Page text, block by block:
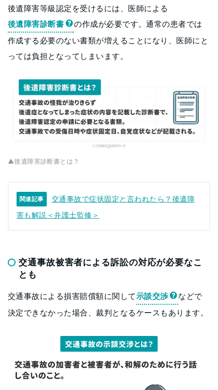
後遺障害等級認定を受けるには、医師による
後遺障害診断書
の作成が必要です。通常の患者では
作成する必要のない書類が増えることになり、医師にと
っては負担となってしまいます。
▲後遺障害診断書とは？
関連記事
交通事故で症状固定と言われたら？後遺障
害も解説＜弁護士監修＞
交通事故被害者による訴訟の対応が必要なこ
とも
交通事故による損害賠償額に関して示談交渉
などで
決定できなかった場合、裁判となるケースもあります。